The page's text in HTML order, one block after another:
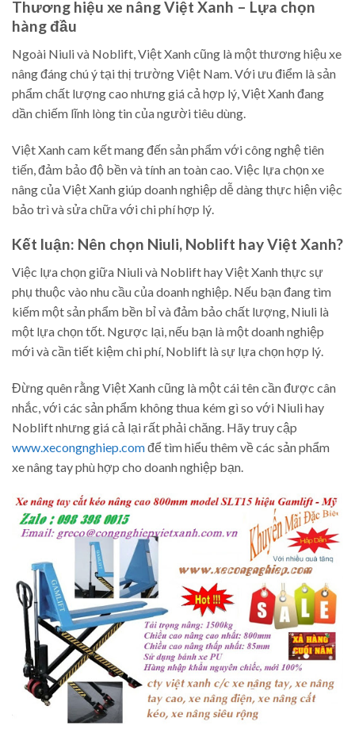
Thương hiệu xe nâng Việt Xanh – Lựa chọn
hàng đầu
Ngoài Niuli và Noblift, Việt Xanh cũng là một thương hiệu xe
nâng đáng chú ý tại thị trường Việt Nam. Với ưu điểm là sản
phẩm chất lượng cao nhưng giá cả hợp lý, Việt Xanh đang
dần chiếm lĩnh lòng tin của người tiêu dùng.
Việt Xanh cam kết mang đến sản phẩm với công nghệ tiên
tiến, đảm bảo độ bền và tính an toàn cao. Việc lựa chọn xe
nâng của Việt Xanh giúp doanh nghiệp dễ dàng thực hiện việc
bảo trì và sửa chữa với chi phí hợp lý.
Kết luận: Nên chọn Niuli, Noblift hay Việt Xanh?
Việc lựa chọn giữa Niuli và Noblift hay Việt Xanh thực sự
phụ thuộc vào nhu cầu của doanh nghiệp. Nếu bạn đang tìm
kiếm một sản phẩm bền bỉ và đảm bảo chất lượng, Niuli là
một lựa chọn tốt. Ngược lại, nếu bạn là một doanh nghiệp
mới và cần tiết kiệm chi phí, Noblift là sự lựa chọn hợp lý.
Đừng quên rằng Việt Xanh cũng là một cái tên cần được cân
nhắc, với các sản phẩm không thua kém gì so với Niuli hay
Noblift nhưng giá cả lại rất phải chăng. Hãy truy cập
www.xecongnghiep.comđể tìm hiểu thêm về các sản phẩm
xe nâng tay phù hợp cho doanh nghiệp bạn.